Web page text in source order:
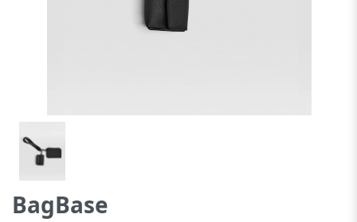
BagBase